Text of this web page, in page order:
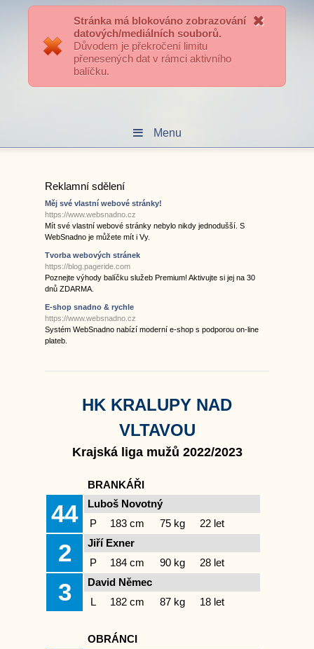
Stránka má blokováno zobrazování
datových/mediálních souborů.
Důvodem je překročení limitu
přenesených dat v rámci aktivního
balíčku.
Přihlášení uživatele
Hokejové Kralupy
Menu
Reklamní sdělení
Měj své vlastní webové stránky!
https://www.websnadno.cz
Mít své vlastní webové stránky nebylo nikdy jednodušší. S
WebSnadno je můžete mít i Vy.
Tvorba webových stránek
https://blog.pageride.com
Poznejte výhody balíčku služeb Premium! Aktivujte si jej na 30
dnů ZDARMA.
E-shop snadno & rychle
https://www.websnadno.cz
Systém WebSnadno nabízí moderní e-shop s podporou on-line
plateb.
HK KRALUPY NAD
VLTAVOU
Krajská liga mužů 2022/2023
BRANKÁŘI
44
Luboš Novotný
P
183 cm 75 kg 22 let
2
Jiří Exner
P
184 cm 90 kg 28 let
3
David Němec
L
182 cm 87 kg 18 let
OBRÁNCI